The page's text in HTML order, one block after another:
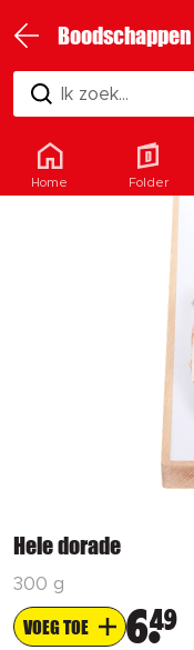
Boodschappen
Ik zoek...
Hele dorade
300 g
VOEG TOE 649
Home Folder